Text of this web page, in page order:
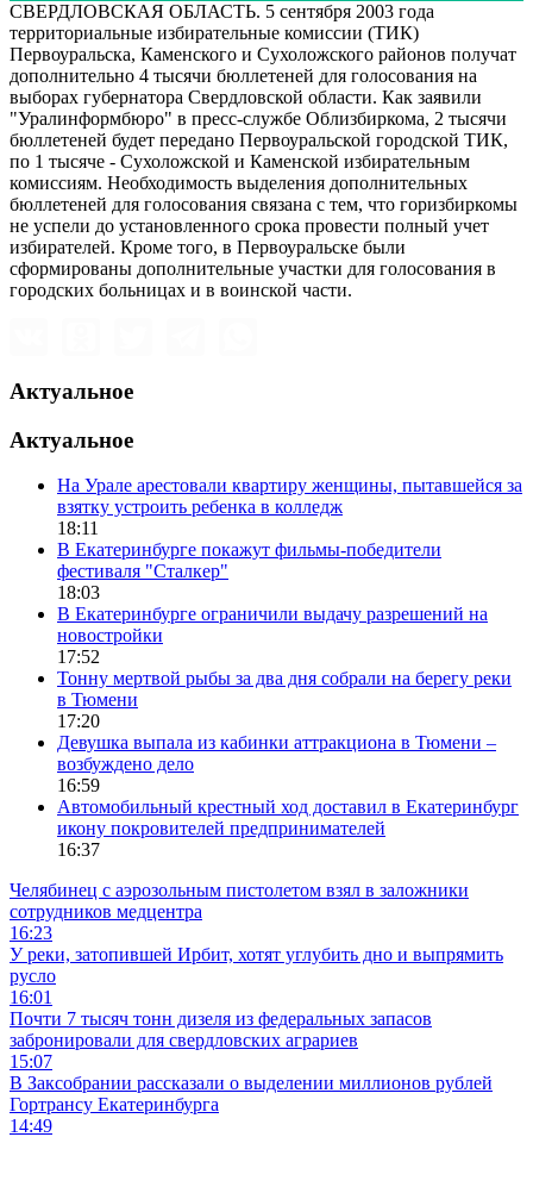
СВЕРДЛОВСКАЯ ОБЛАСТЬ. 5 сентября 2003 года
территориальные избирательные комиссии (ТИК)
Первоуральска, Каменского и Сухоложского районов получат
дополнительно 4 тысячи бюллетеней для голосования на
выборах губернатора Свердловской области. Как заявили
"Уралинформбюро" в пресс-службе Облизбиркома, 2 тысячи
бюллетеней будет передано Первоуральской городской ТИК,
по 1 тысяче - Сухоложской и Каменской избирательным
комиссиям. Необходимость выделения дополнительных
бюллетеней для голосования связана с тем, что горизбиркомы
не успели до установленного срока провести полный учет
избирателей. Кроме того, в Первоуральске были
сформированы дополнительные участки для голосования в
городских больницах и в воинской части.
Актуальное
Актуальное
На Урале арестовали квартиру женщины, пытавшейся за
взятку устроить ребенка в колледж
18:11
В Екатеринбурге покажут фильмы-победители
фестиваля "Сталкер"
18:03
В Екатеринбурге ограничили выдачу разрешений на
новостройки
17:52
Тонну мертвой рыбы за два дня собрали на берегу реки
в Тюмени
17:20
Девушка выпала из кабинки аттракциона в Тюмени –
возбуждено дело
16:59
Автомобильный крестный ход доставил в Екатеринбург
икону покровителей предпринимателей
16:37
Челябинец с аэрозольным пистолетом взял в заложники
сотрудников медцентра
16:23
У реки, затопившей Ирбит, хотят углубить дно и выпрямить
русло
16:01
Почти 7 тысяч тонн дизеля из федеральных запасов
забронировали для свердловских аграриев
15:07
В Заксобрании рассказали о выделении миллионов рублей
Гортрансу Екатеринбурга
14:49